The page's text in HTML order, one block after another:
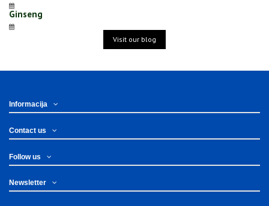
Ginseng
Visit our blog
Informacija
Contact us
Follow us
Newsletter